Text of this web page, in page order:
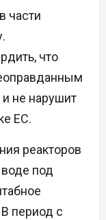
части
что
не нарушит
ЕС.
реакторов
под
период с